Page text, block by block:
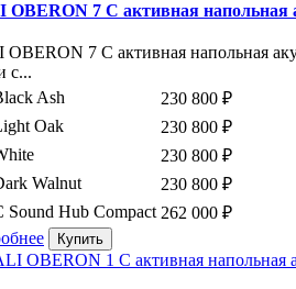
OBERON 7 C активная напольная
7 C активная напольная
с...
Ash
230 800 ₽
Oak
230 800 ₽
230 800 ₽
Walnut
230 800 ₽
Sound Hub Compact 262 000 ₽